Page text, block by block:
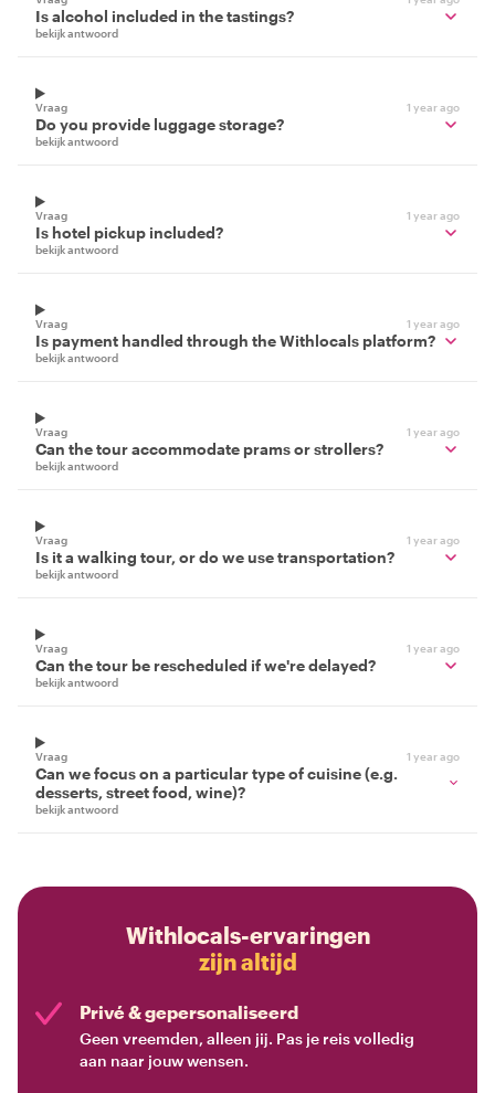
Is alcohol included in the tastings?
bekijk antwoord
Vraag 1 year ago
Do you provide luggage storage?
bekijk antwoord
Vraag 1 year ago
Is hotel pickup included?
bekijk antwoord
Vraag 1 year ago
Is payment handled through the Withlocals platform?
bekijk antwoord
Vraag 1 year ago
Can the tour accommodate prams or strollers?
bekijk antwoord
Vraag 1 year ago
Is it a walking tour, or do we use transportation?
bekijk antwoord
Vraag 1 year ago
Can the tour be rescheduled if we're delayed?
bekijk antwoord
Vraag 1 year ago
Can we focus on a particular type of cuisine (e.g.
desserts, street food, wine)?
bekijk antwoord
Withlocals-ervaringen
zijn altijd
Privé & gepersonaliseerd
Geen vreemden, alleen jij. Pas je reis volledig
aan naar jouw wensen.